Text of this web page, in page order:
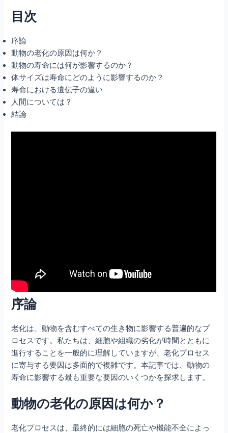
目次
序論
動物の老化の原因は何か？
動物の寿命には何が影響するのか？
体サイズは寿命にどのように影響するのか？
寿命における遺伝子の違い
人間については？
結論
序論
老化は、動物を含むすべての生き物に影響する普遍的なプ
ロセスです。私たちは、細胞や組織の劣化が時間とともに
進行することを一般的に理解していますが、老化プロセス
に寄与する要因は多面的で複雑です。本記事では、動物の
寿命に影響する最も重要な要因のいくつかを探求します。
動物の老化の原因は何か？
老化プロセスは、最終的には細胞の死亡や機能不全によっ